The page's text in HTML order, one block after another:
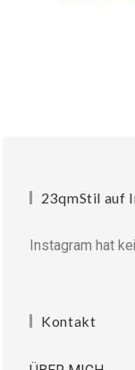
23qmStil auf
Instagram hat
Kontakt